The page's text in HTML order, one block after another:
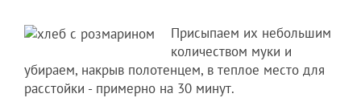
Присыпаем их небольшим
количеством муки и
убираем, накрыв полотенцем, в теплое место для
расстойки - примерно на 30 минут.